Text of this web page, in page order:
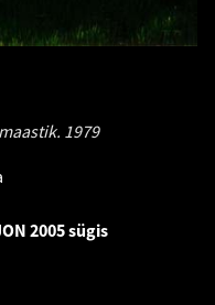
1979
2005 sügis